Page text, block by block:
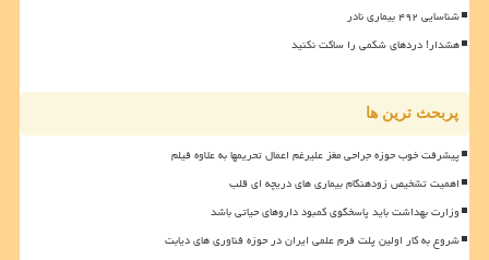
شناسایی ۴۹۲ بیماری نادر
هشدار! دردهای شکمی را ساکت نکنید
پربحث ترین ها
پیشرفت خوب حوزه جراحی مغز علیرغم اعمال تحریمها به علاوه فیلم
اهمیت تشخیص زودهنگام بیماری های دریچه ای قلب
وزارت بهداشت باید پاسخگوی کمبود داروهای حیاتی باشد
شروع به کار اولین پلت فرم علمی ایران در حوزه فناوری های دیابت